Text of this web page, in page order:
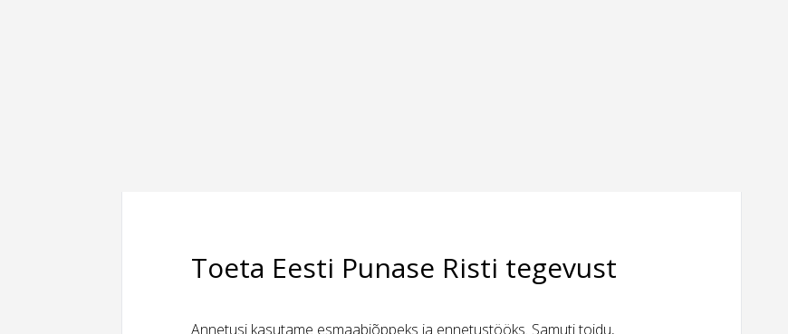
Toeta Eesti Punase Risti tegevust
Annetusi kasutame esmaabiõppeks ja ennetustööks. Samuti toidu,